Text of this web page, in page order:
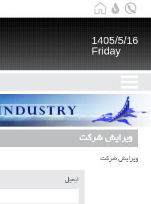
1405/5/16
Friday
ویرایش شرکت
ویرایش شرکت
ایمیل